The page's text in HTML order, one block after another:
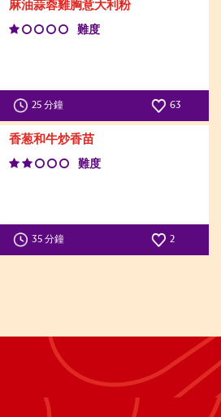
麻油蒜蓉雞胸意大利粉
難度
25 分鐘 63
香葱和牛炒香苗
難度
35 分鐘 2